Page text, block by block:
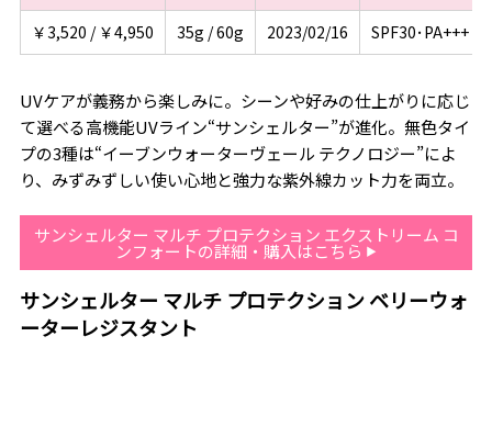
￥3,520 / ￥4,950
35g / 60g 2023/02/16 SPF30･PA+++
UVケアが義務から楽しみに。シーンや好みの仕上がりに応じ
て選べる高機能UVライン“サンシェルター”が進化。無色タイ
プの3種は“イーブンウォーターヴェール テクノロジー”によ
り、みずみずしい使い心地と強力な紫外線カット力を両立。
サンシェルター マルチ プロテクション エクストリーム コ
ンフォートの詳細・購入はこちら
サンシェルター マルチ プロテクション ベリーウォ
ーターレジスタント